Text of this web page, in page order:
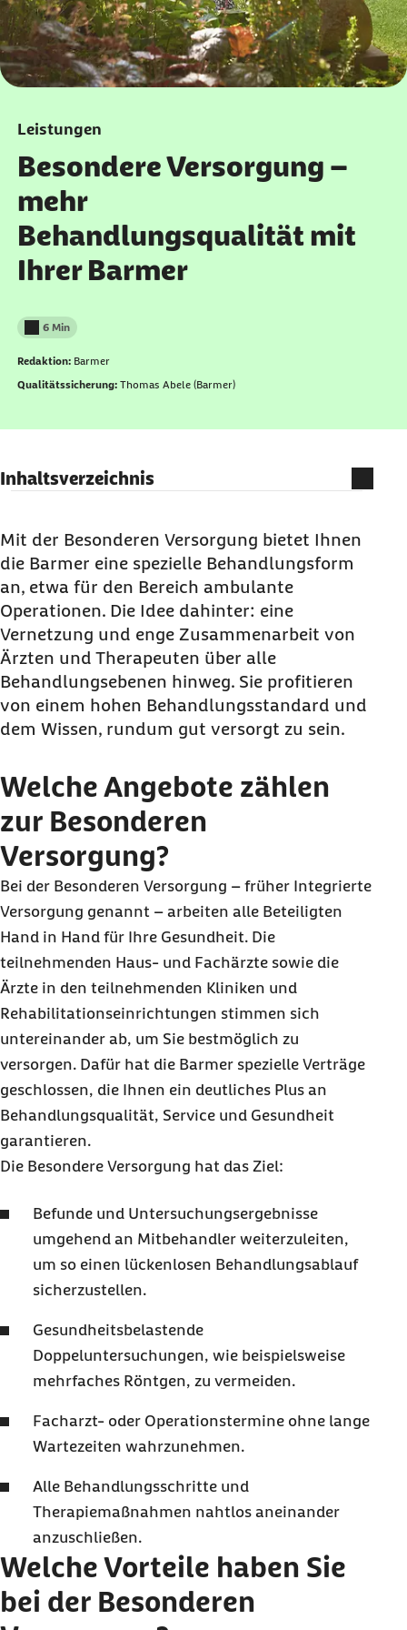
Leistungen
Besondere Versorgung –
mehr
Behandlungsqualität mit
Ihrer Barmer
Lesedauer weniger als
6 Min
Redaktion: Barmer
Qualitätssicherung: Thomas Abele (Barmer)
Inhaltsverzeichnis
Versorgung?
Welche Vorteile haben Sie bei der Besonderen
Versorgung?
Für welche Krankheiten wird die Besondere
Versorgung angeboten?
Werden die Kosten für die Besondere
Versorgung von der Barmer übernommen?
Wie können Sie an der Besonderen Behandlung
Das Wichtigste zur Besonderen Behandlung auf
Immer wissen, welche Kosten abgerechnet
wurden mit Meine Barmer
Mit der Besonderen Versorgung bietet Ihnen
die Barmer eine spezielle Behandlungsform
an, etwa für den Bereich ambulante
Operationen. Die Idee dahinter: eine
Vernetzung und enge Zusammenarbeit von
Ärzten und Therapeuten über alle
Behandlungsebenen hinweg. Sie profitieren
von einem hohen Behandlungsstandard und
dem Wissen, rundum gut versorgt zu sein.
Welche Angebote zählen
zur Besonderen
Versorgung?
Bei der Besonderen Versorgung – früher Integrierte
Versorgung genannt – arbeiten alle Beteiligten
Hand in Hand für Ihre Gesundheit. Die
teilnehmenden Haus- und Fachärzte sowie die
Ärzte in den teilnehmenden Kliniken und
Rehabilitationseinrichtungen stimmen sich
untereinander ab, um Sie bestmöglich zu
versorgen. Dafür hat die Barmer spezielle Verträge
geschlossen, die Ihnen ein deutliches Plus an
Behandlungsqualität, Service und Gesundheit
garantieren.
Die Besondere Versorgung hat das Ziel:
Befunde und Untersuchungsergebnisse
umgehend an Mitbehandler weiterzuleiten,
um so einen lückenlosen Behandlungsablauf
sicherzustellen.
Gesundheitsbelastende
Doppeluntersuchungen, wie beispielsweise
mehrfaches Röntgen, zu vermeiden.
Facharzt- oder Operationstermine ohne lange
Wartezeiten wahrzunehmen.
Alle Behandlungsschritte und
Therapiemaßnahmen nahtlos aneinander
anzuschließen.
Welche Vorteile haben Sie
bei der Besonderen